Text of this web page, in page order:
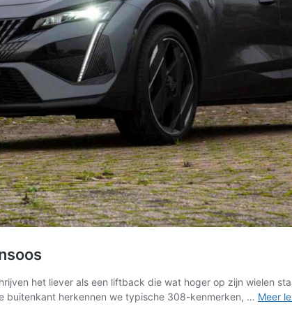
het liever als een liftback die wat hoger op zijn wielen
buitenkant herkennen we typische 308-kenmerken, … Meer